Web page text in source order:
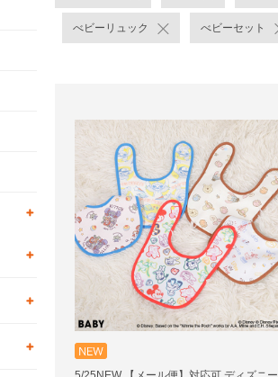
べビーリュック べビーセット